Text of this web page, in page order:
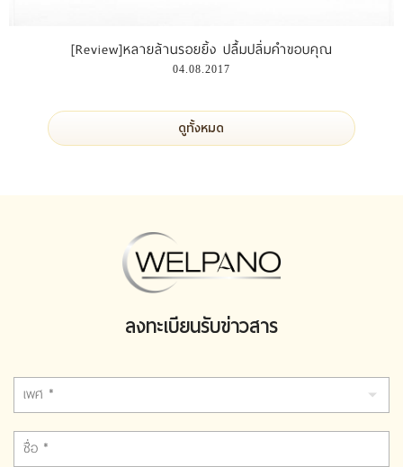
[Review]หลายล้านรอยยิ้ง ปลื้มปลิ่มคำขอบคุณ
04.08.2017
ดูทั้งหมด
ลงทะเบียนรับข่าวสาร